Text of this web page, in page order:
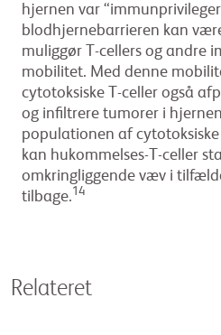
hjernen var
blodhjernebarrieren kan
muliggør T-cellers og andre
mobilitet. Med denne
cytotoksiske T-celler også
og infiltrere tumorer i
populationen af cytotoksiske
kan hukommelses-T-celler
omkringliggende væv i
tilbage.14
Relateret